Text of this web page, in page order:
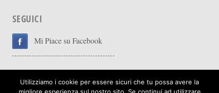
SEGUICI
Mi Piace su Facebook
Utilizziamo i cookie per essere sicuri che tu possa avere la